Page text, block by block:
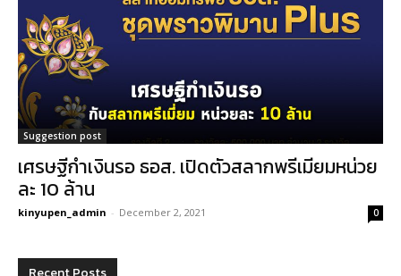
Suggestion post
เศรษฐีกำเงินรอ ธอส. เปิดตัวสลากพรีเมียมหน่วย
ละ 10 ล้าน
kinyupen_admin - December 2, 2021 0